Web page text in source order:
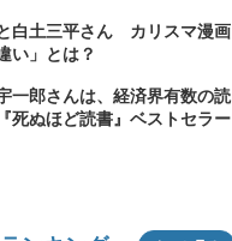
白土三平さん カリスマ漫画
い」とは？
一郎さんは、経済界有数の読
ぬほど読書』ベストセラー